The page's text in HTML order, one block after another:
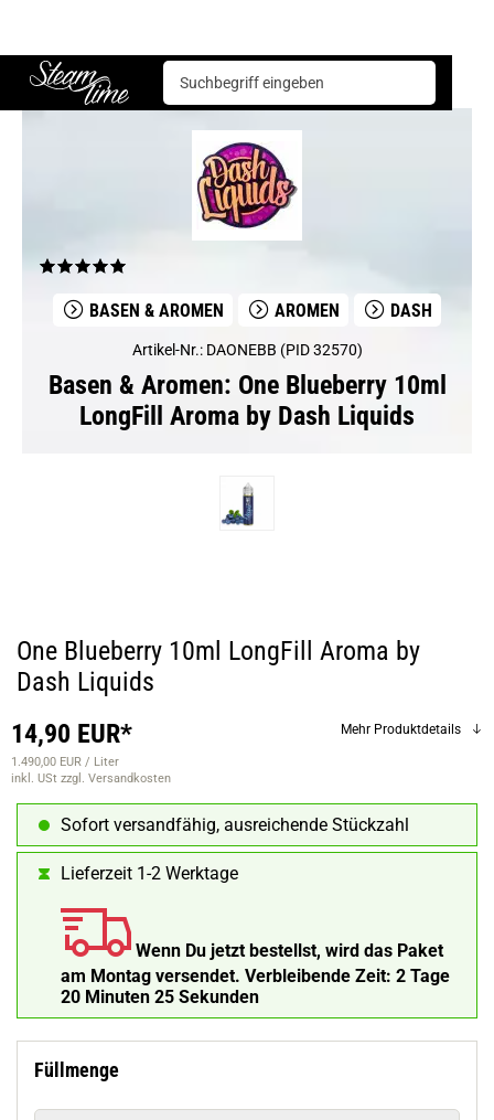
Steam time
Basen & Aromen Aromen Dash
BASEN & AROMEN AROMEN DASH
Artikel-Nr.: DAONEBB (PID 32570)
Basen & Aromen: One Blueberry 10ml
LongFill Aroma by Dash Liquids
One Blueberry 10ml LongFill Aroma by
Dash Liquids
14,90 EUR*
1.490,00 EUR / Liter
inkl. USt zzgl. Versandkosten
Mehr Produktdetails
Sofort versandfähig, ausreichende Stückzahl
Lieferzeit 1-2 Werktage
Wenn Du jetzt bestellst, wird das Paket
am Montag versendet. Verbleibende Zeit: 2 Tage
20 Minuten 24 Sekunden
Füllmenge